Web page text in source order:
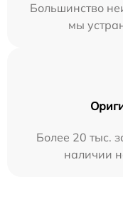
Большинство
мы
Более 20 тыс.
наличии